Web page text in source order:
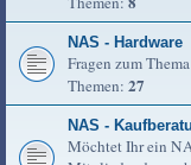
NAS - Hardware
Fragen zum
Themen: 27
NAS -
Möchtet Ihr ein